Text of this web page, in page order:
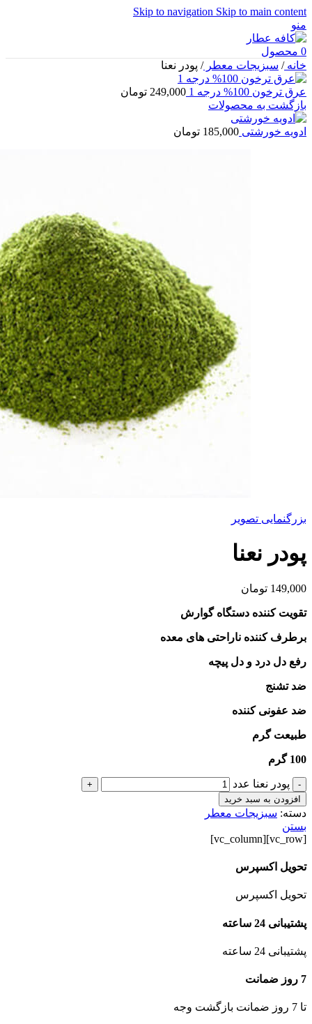
Skip to navigation Skip to main content
منو
0 محصول
خانه/ سبزیجات معطر/ پودر نعنا
عرق ترخون 100% درجه 1 249,000 تومان
بازگشت به محصولات
ادویه خورشتی 185,000 تومان
بزرگنمایی تصویر
پودر نعنا
149,000 تومان
تقویت کننده دستگاه گوارش
برطرف کننده ناراحتی های معده
رفع دل درد و دل پیچه
ضد تشنج
ضد عفونی کننده
طبیعت گرم
100 گرم
- پودر نعنا عدد
+
افزودن به سبد خرید
دسته: سبزیجات معطر
بستن
[vc_row][vc_column]
تحویل اکسپرس
تحویل اکسپرس
پشتیبانی 24 ساعته
پشتیبانی 24 ساعته
7 روز ضمانت
تا 7 روز ضمانت بازگشت وجه